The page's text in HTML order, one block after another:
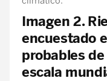
Imagen 2.
encuestado
probables
escala